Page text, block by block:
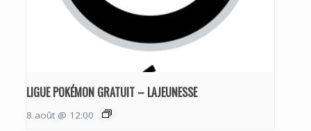
LIGUE POKÉMON GRATUIT – LAJEUNESSE
8 août @ 12:00